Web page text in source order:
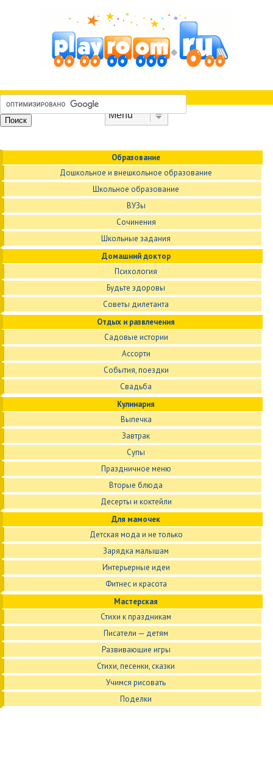
Образование
Дошкольное и внешкольное образование
Школьное образование
ВУЗы
Сочинения
Школьные задания
Домашний доктор
Психология
Будьте здоровы
Советы дилетанта
Отдых и развлечения
Садовые истории
Ассорти
События, поездки
Свадьба
Кулинария
Выпечка
Завтрак
Супы
Праздничное меню
Вторые блюда
Десерты и коктейли
Для мамочек
Детская мода и не только
Зарядка малышам
Интерьерные идеи
Фитнес и красота
Мастерская
Стихи к праздникам
Писатели — детям
Развивающие игры
Стихи, песенки, сказки
Учимся рисовать
Поделки